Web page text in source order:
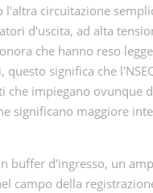
circuitazione
d'uscita, ad alta
che hanno reso
significa che
impiegano ovunque
significano maggiore
buffer d'ingresso, un
campo della